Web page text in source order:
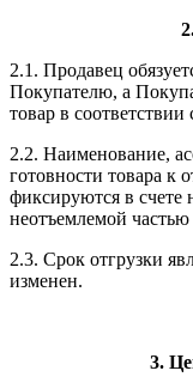
2.1. Продавец
Покупателю, а
товар в
2.2. Наименование,
готовности товара к
фиксируются в счете
неотъемлемой
2.3. Срок отгрузки
изменен.
3.